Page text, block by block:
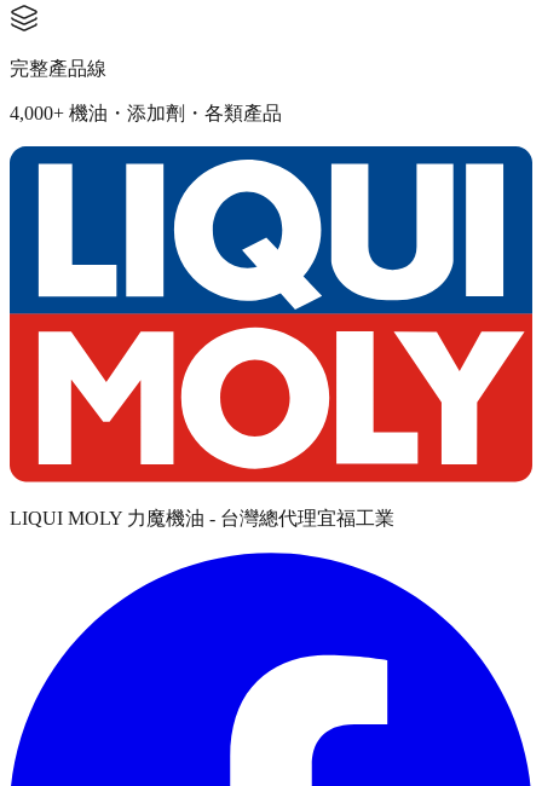
完整產品線
4,000+ 機油・添加劑・各類產品
LIQUI MOLY 力魔機油 - 台灣總代理宜福工業